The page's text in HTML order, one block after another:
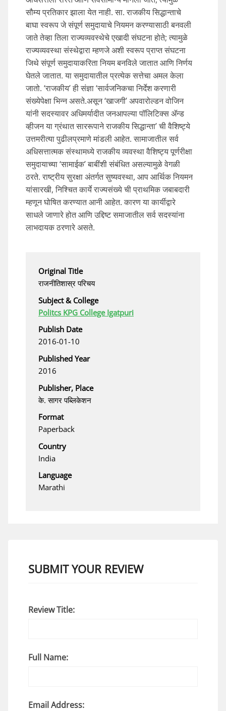
सौम्य प्रतिकार झाला येत नाही. सा. राजकीय सिद्धान्ताचे
बाघा स्वरूप जे संपूर्ण समुदायाचे नियमन करण्यासाठी बनवली
जाते तेव्हा तिला राज्यव्यवस्थेचे एखादी संघटना होते; त्यामुळे
राज्यव्यवस्था संस्थेद्वारा म्हणजे अशी स्वरूप प्राप्त संघटना
जिथे संपूर्ण समुदायाकरिता नियम बनविले जातात आणि निर्णय
घेतले जातात. या समुदायातील प्रत्येक सत्तेचा अमल केला
जातो. ‘राजकीय’ ही संज्ञा ‘सार्वजनिकचा निर्देश करणारी
संख्येपेक्षा भिन्न असते.असून ‘खाजगी’ अपवारोल्डन वोजिन
यांनी सदस्यावर अधिमर्यादीत जनआपल्या पॉलिटिक्स ॲन्ड
व्हीजन या ग्रंथात साररूपाने राजकीय सिद्धान्ता’ ची वैशिष्ट्ये
उत्तमरीत्या पुढीलप्रमाणे मांडली आहेत. सामाजातील सर्व
अधिसत्तात्मक संस्थामध्ये राजकीय व्यवस्था वैशिष्ट्य पूर्णरीक्षा
समुदायाच्या ‘सामाईक’ बाबींशी संबंधित असल्यामुळे वेगळी
ठरते. राष्ट्रीय सुरक्षा अंतर्गत सुष्यवस्था, आप आर्थिक नियमन
यांसारखी, निश्चित कार्ये राज्यसंख्ये ची प्राथमिक जबाबदारी
म्हणून घोषित करण्यात आनी आहेत. कारण या कार्यीद्वारे
साधले जाणारे होत आणि उद्दिष्ट समाजातील सर्व सदस्यांना
लाभदायक ठरणारे असते.
Original Title
राजनीतिशास्र परिचय
Subject & College
Politcs KPG College Igatpuri
Publish Date
2016-01-10
Published Year
2016
Publisher, Place
के. सागर पब्लिकेशन
Format
Paperback
Country
India
Language
Marathi
SUBMIT YOUR REVIEW
Review Title:
Full Name:
Email Address: